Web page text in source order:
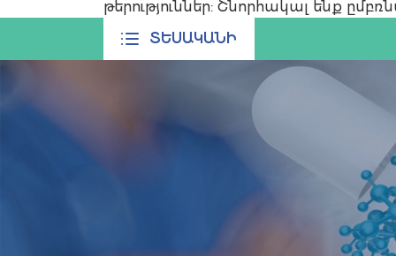
թերություններ: Շնորհակալ ենք
ՏԵՍԱԿԱՆԻ